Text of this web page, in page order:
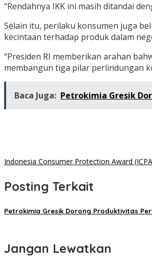
“Rendahnya IKK ini masih ditandai
Selain itu, perilaku konsumen juga
kecintaan terhadap produk dalam
“Presiden RI memberikan arahan
membangun tiga pilar perlindungan
Baca Juga: Petrokimia Gresik
Indonesia Consumer Protection Award
Posting Terkait
Petrokimia Gresik Dorong Produktivitas
Jangan Lewatkan